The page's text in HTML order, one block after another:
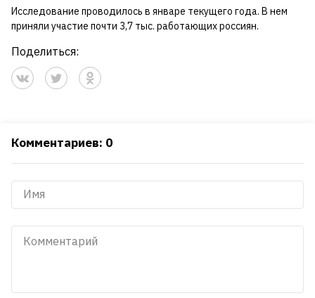
Исследование проводилось в январе текущего года. В нем
приняли участие почти 3,7 тыс. работающих россиян.
Поделиться:
Комментариев: 0